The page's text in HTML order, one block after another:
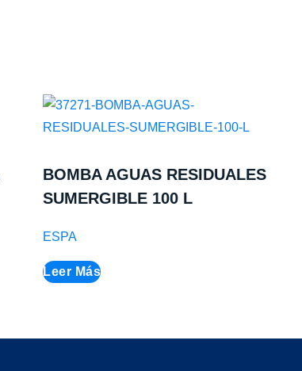
BOMBA AGUAS RESIDUALES
SUMERGIBLE 100 L
ESPA
Leer Más